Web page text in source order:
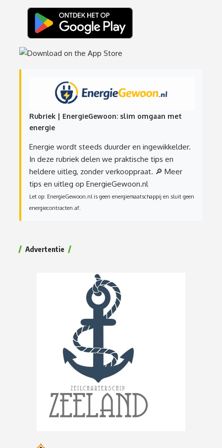
Rubriek | EnergieGewoon: slim omgaan met
energie
Energie wordt steeds duurder en ingewikkelder.
In deze rubriek delen we praktische tips en
heldere uitleg, zonder verkooppraat. 🔎 Meer
tips en uitleg op EnergieGewoon.nl
Let op: EnergieGewoon.nl is geen energiemaatschappij en sluit geen
energiecontracten af.
Advertentie